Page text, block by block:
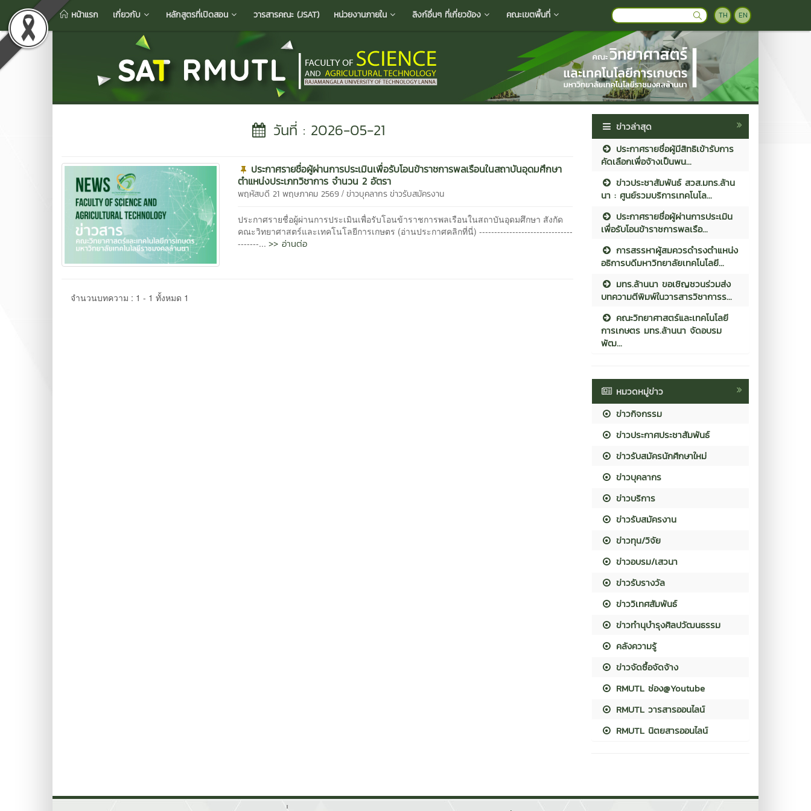
หน้าแรก เกี่ยวกับ หลักสูตรที่เปิดสอน วารสารคณะ (JSAT) หน่วยงานภายใน ลิงก์อื่นๆ ที่เกี่ยวข้อง คณะเขตพื้นที่ TH EN
วันที่ : 2026-05-21
ประกาศรายชื่อผู้ผ่านการประเมินเพื่อรับโอนข้าราชการพลเรือนในสถาบันอุดมศึกษา
ตำแหน่งประเภทวิชาการ จำนวน 2 อัตรา
พฤหัสบดี 21 พฤษภาคม 2569 /ข่าวบุคลากร ข่าวรับสมัครงาน
ประกาศรายชื่อผู้ผ่านการประเมินเพื่อรับโอนข้าราชการพลเรือนในสถาบันอุดมศึกษา สังกัด
คณะวิทยาศาสตร์และเทคโนโลยีการเกษตร (อ่านประกาศคลิกที่นี่) -------------------------------
-------...>> อ่านต่อ
จำนวนบทความ : 1 - 1 ทั้งหมด 1
ข่าวล่าสุด
ประกาศรายชื่อผู้มีสิทธิเข้ารับการ
คัดเลือกเพื่อจ้างเป็นพน...
ข่าวประชาสัมพันธ์ สวส.มทร.ล้าน
นา : ศูนย์รวมบริการเทคโนโล...
ประกาศรายชื่อผู้ผ่านการประเมิน
เพื่อรับโอนข้าราชการพลเรือ...
การสรรหาผู้สมควรดำรงตำแหน่ง
อธิการบดีมหาวิทยาลัยเทคโนโลยี...
มทร.ล้านนา ขอเชิญชวนร่วมส่ง
บทความตีพิมพ์ในวารสารวิชาการร...
คณะวิทยาศาสตร์และเทคโนโลยี
การเกษตร มทร.ล้านนา จัดอบรม
พัฒ...
หมวดหมู่ข่าว
ข่าวกิจกรรม
ข่าวประกาศประชาสัมพันธ์
ข่าวรับสมัครนักศึกษาใหม่
ข่าวบุคลากร
ข่าวบริการ
ข่าวรับสมัครงาน
ข่าวทุน/วิจัย
ข่าวอบรม/เสวนา
ข่าวรับรางวัล
ข่าววิเทศสัมพันธ์
ข่าวทำนุบำรุงศิลปวัฒนธรรม
คลังความรู้
ข่าวจัดซื้อจัดจ้าง
RMUTL ช่อง@Youtube
RMUTL วารสารออนไลน์
RMUTL นิตยสารออนไลน์